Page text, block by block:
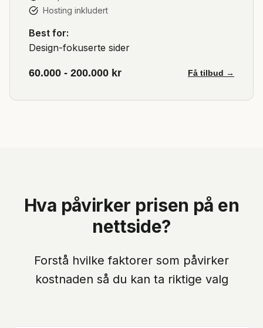
Hosting inkludert
Best for:
Design-fokuserte sider
60.000 - 200.000 kr Få tilbud →
Hva påvirker prisen på en
nettside?
Forstå hvilke faktorer som påvirker
kostnaden så du kan ta riktige valg